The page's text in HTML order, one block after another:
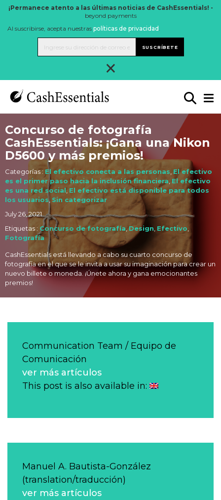
¡Permanece atento a las últimas noticias de CashEssentials! -
beyond payments
Al suscribirse, acepta nuestras políticas de privacidad .
SUSCRÍBETE
×
Concurso de fotografía
CashEssentials: ¡Gana una Nikon
D5600 y más premios!
Categorías : El efectivo conecta a las personas El efectivo
es el primer paso hacia la inclusión financiera El efectivo
es una red social, El efectivo está disponible para todos
los usuarios, Sin categorizar
July 26, 2021
Etiquetas : Concurso de fotografía ,Design Efectivo
Fotografía
CashEssentials está llevando a cabo su cuarto concurso de
fotografía en el que se le invita a usar su imaginación para crear un
nuevo billete o moneda. ¡Únete ahora y gana emocionantes
premios!
Communication Team / Equipo de
Comunicación
ver más artículos
This post is also available in:
Manuel A. Bautista-González
(translation/traducción)
ver más artículos